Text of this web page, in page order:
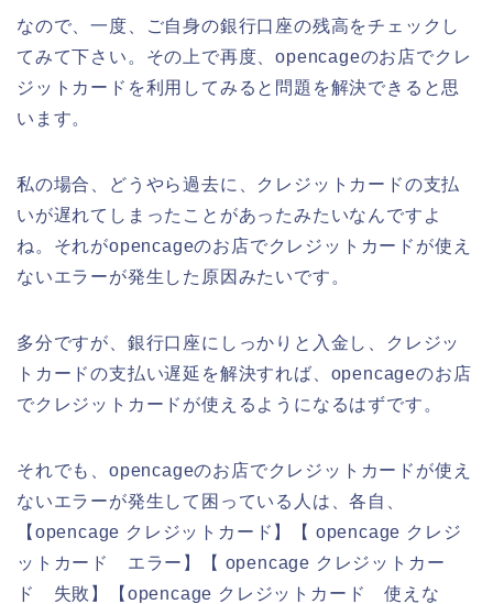
なので、一度、ご自身の銀行口座の残高をチェックし
てみて下さい。その上で再度、opencageのお店でクレ
ジットカードを利用してみると問題を解決できると思
います。
私の場合、どうやら過去に、クレジットカードの支払
いが遅れてしまったことがあったみたいなんですよ
ね。それがopencageのお店でクレジットカードが使え
ないエラーが発生した原因みたいです。
多分ですが、銀行口座にしっかりと入金し、クレジッ
トカードの支払い遅延を解決すれば、opencageのお店
でクレジットカードが使えるようになるはずです。
それでも、opencageのお店でクレジットカードが使え
ないエラーが発生して困っている人は、各自、
【opencage クレジットカード】【 opencage クレジ
ットカード エラー】【 opencage クレジットカー
ド 失敗】【opencage クレジットカード 使えな